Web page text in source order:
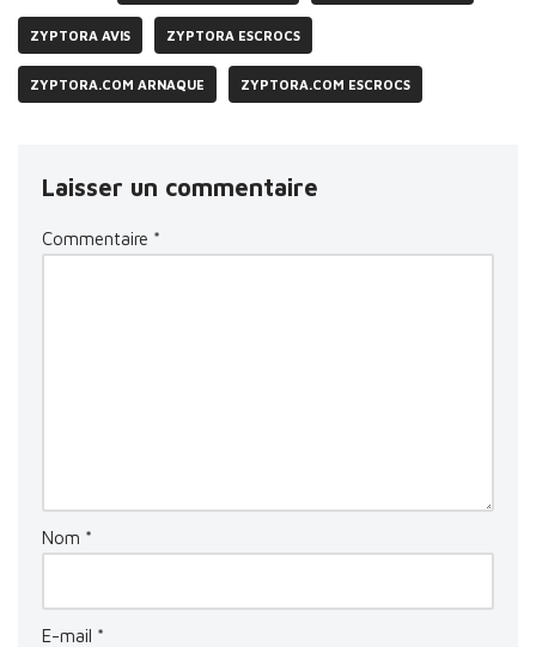
ZYPTORA AVIS ZYPTORA ESCROCS
ZYPTORA.COM ARNAQUE ZYPTORA.COM ESCROCS
Laisser un commentaire
Commentaire *
Nom *
E-mail *